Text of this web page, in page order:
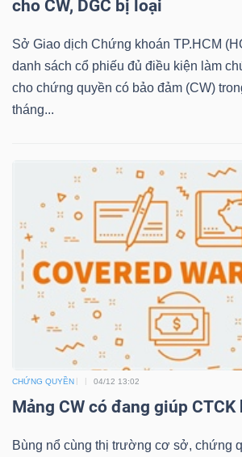
cho CW, DGC bị loại
Sở Giao dịch Chứng khoán TP.HCM
danh sách cổ phiếu đủ điều kiện làm
cho chứng quyền có bảo đảm (CW)
tháng...
CHỨNG QUYỀN 04/12 13:02
Mảng CW có đang giúp CTCK
Bùng nổ cùng thị trường cơ sở, chứng
NGÀNH
PHÁI
SINH
PHIẾU